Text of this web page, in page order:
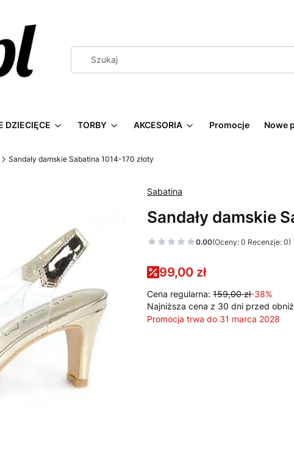
DZIECIĘCE TORBY AKCESORIA Promocje Nowe
Sandały damskie Sabatina 1014-170 złoty
Sabatina
Sandały damskie
0.00(Oceny: 0 Recenzje: 0)
99,00 zł
Cena regularna: 159,00 zł-38%
Najniższa cena z 30 dni przed
Promocja trwa do 31 marca 2028